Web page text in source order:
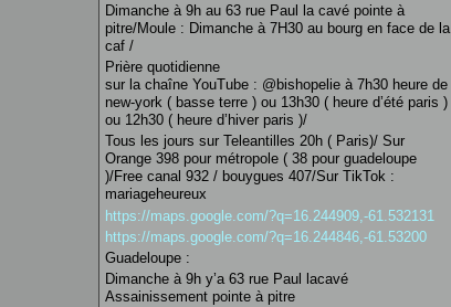
Dimanche à 9h au 63 rue Paul la cavé pointe à
pitre/Moule : Dimanche à 7H30 au bourg en face de la
caf /
Prière quotidienne
sur la chaîne YouTube : @bishopelie à 7h30 heure de
new-york ( basse terre ) ou 13h30 ( heure d’été paris )
ou 12h30 ( heure d’hiver paris )/
Tous les jours sur Teleantilles 20h ( Paris)/ Sur
Orange 398 pour métropole ( 38 pour guadeloupe
)/Free canal 932 / bouygues 407/Sur TikTok :
mariageheureux
https://maps.google.com/?q=16.244909,-61.532131
https://maps.google.com/?q=16.244846,-61.53200
Guadeloupe :
Dimanche à 9h y’a 63 rue Paul lacavé
Assainissement pointe à pitre